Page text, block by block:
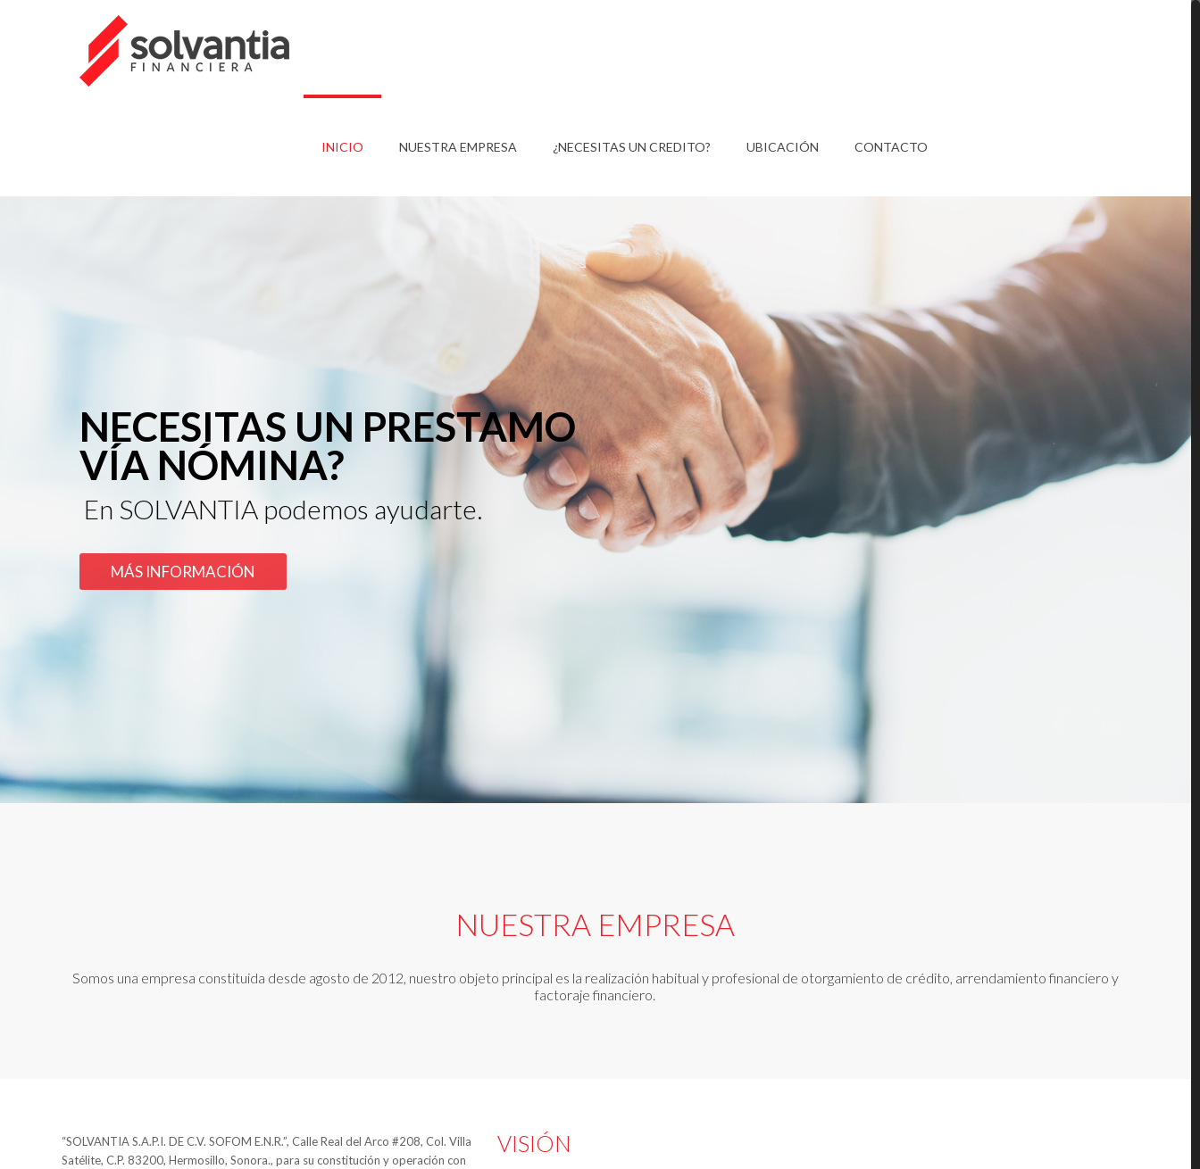
INICIO NUESTRA EMPRESA ¿NECESITAS UN CREDITO? UBICACIÓN CONTACTO
NECESITAS UN PRESTAMO
VÍA NÓMINA?
En SOLVANTIA podemos ayudarte.
MÁS INFORMACIÓN
NUESTRA EMPRESA
Somos una empresa constituida desde agosto de 2012, nuestro objeto principal es la realización habitual y profesional de otorgamiento de crédito, arrendamiento financiero y
factoraje financiero.
“SOLVANTIA S.A.P.I. DE C.V. SOFOM E.N.R.”, Calle Real del Arco #208, Col. Villa
Satélite, C.P. 83200, Hermosillo, Sonora., para su constitución y operación con
VISIÓN